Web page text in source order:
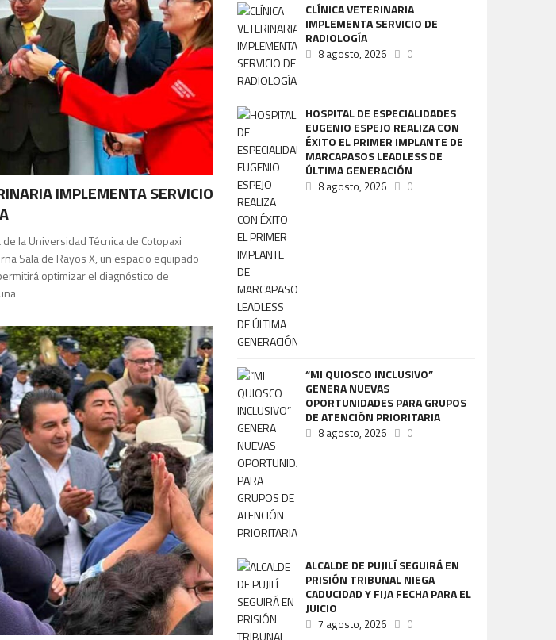
IMPLEMENTA SERVICIO
de la Universidad Técnica de Cotopaxi
Sala de Rayos X, un espacio equipado
optimizar el diagnóstico de
CLÍNICA VETERINARIA
IMPLEMENTA SERVICIO DE
RADIOLOGÍA
8 agosto, 2026 0
HOSPITAL DE ESPECIALIDADES
EUGENIO ESPEJO REALIZA CON
ÉXITO EL PRIMER IMPLANTE DE
MARCAPASOS LEADLESS DE
ÚLTIMA GENERACIÓN
8 agosto, 2026 0
“MI QUIOSCO INCLUSIVO”
GENERA NUEVAS
OPORTUNIDADES PARA GRUPOS
DE ATENCIÓN PRIORITARIA
8 agosto, 2026 0
ALCALDE DE PUJILÍ SEGUIRÁ EN
PRISIÓN TRIBUNAL NIEGA
CADUCIDAD Y FIJA FECHA PARA EL
JUICIO
7 agosto, 2026 0